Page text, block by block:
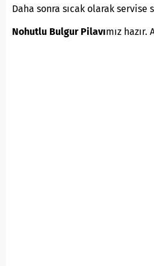
Daha sonra sıcak olarak servise
Nohutlu Bulgur Pilavımız